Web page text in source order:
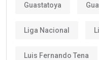
Guastatoya
Liga Nacional
Luis Fernando Tena